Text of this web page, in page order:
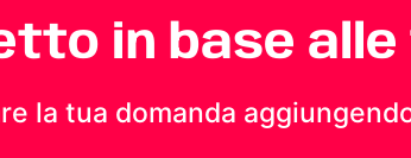
in base alle
la tua domanda